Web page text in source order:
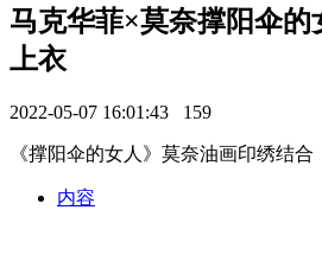
马克华菲×莫奈撑阳伞的
上衣
2022-05-07 16:01:43 159
《撑阳伞的女人》莫奈油画印绣结合
内容